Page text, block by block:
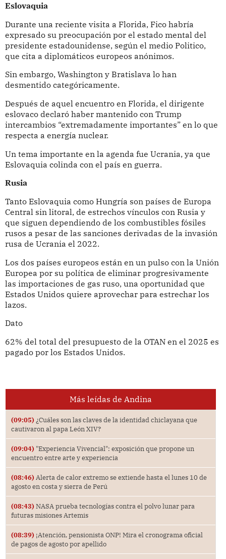
Eslovaquia
Durante una reciente visita a Florida, Fico habría
expresado su preocupación por el estado mental del
presidente estadounidense, según el medio Politico,
que cita a diplomáticos europeos anónimos.
Sin embargo, Washington y Bratislava lo han
desmentido categóricamente.
Después de aquel encuentro en Florida, el dirigente
eslovaco declaró haber mantenido con Trump
intercambios “extremadamente importantes” en lo que
respecta a energía nuclear.
Un tema importante en la agenda fue Ucrania, ya que
Eslovaquia colinda con el país en guerra.
Rusia
Tanto Eslovaquia como Hungría son países de Europa
Central sin litoral, de estrechos vínculos con Rusia y
que siguen dependiendo de los combustibles fósiles
rusos a pesar de las sanciones derivadas de la invasión
rusa de Ucrania el 2022.
Los dos países europeos están en un pulso con la Unión
Europea por su política de eliminar progresivamente
las importaciones de gas ruso, una oportunidad que
Estados Unidos quiere aprovechar para estrechar los
lazos.
Dato
62% del total del presupuesto de la OTAN en el 2025 es
pagado por los Estados Unidos.
Más leídas de Andina
(09:05) ¿Cuáles son las claves de la identidad chiclayana que
cautivaron al papa León XIV?
(09:04) "Experiencia Vivencial": exposición que propone un
encuentro entre arte y experiencia
(08:46) Alerta de calor extremo se extiende hasta el lunes 10 de
agosto en costa y sierra de Perú
(08:43) NASA prueba tecnologías contra el polvo lunar para
futuras misiones Artemis
(08:39) ¡Atención, pensionista ONP! Mira el cronograma oficial
de pagos de agosto por apellido